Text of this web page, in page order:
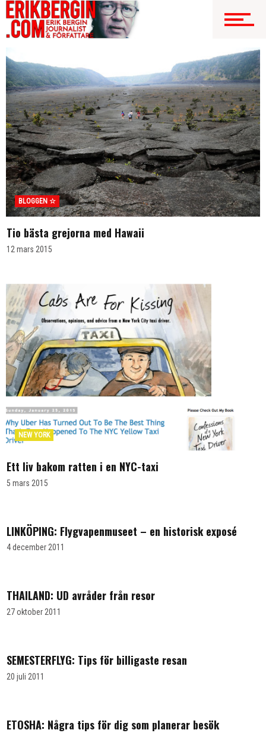
BLOGGEN ☆
Tio bästa grejorna med Hawaii
12 mars 2015
NEW YORK
Ett liv bakom ratten i en NYC-taxi
5 mars 2015
LINKÖPING: Flygvapenmuseet – en historisk exposé
4 december 2011
THAILAND: UD avråder från resor
27 oktober 2011
SEMESTERFLYG: Tips för billigaste resan
20 juli 2011
ETOSHA: Några tips för dig som planerar besök